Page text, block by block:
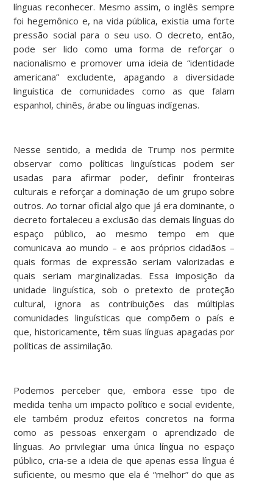
línguas reconhecer. Mesmo assim, o inglês sempre
foi hegemônico e, na vida pública, existia uma forte
pressão social para o seu uso. O decreto, então,
pode ser lido como uma forma de reforçar o
nacionalismo e promover uma ideia de “identidade
americana” excludente, apagando a diversidade
linguística de comunidades como as que falam
espanhol, chinês, árabe ou línguas indígenas.
Nesse sentido, a medida de Trump nos permite
observar como políticas linguísticas podem ser
usadas para afirmar poder, definir fronteiras
culturais e reforçar a dominação de um grupo sobre
outros. Ao tornar oficial algo que já era dominante, o
decreto fortaleceu a exclusão das demais línguas do
espaço público, ao mesmo tempo em que
comunicava ao mundo – e aos próprios cidadãos –
quais formas de expressão seriam valorizadas e
quais seriam marginalizadas. Essa imposição da
unidade linguística, sob o pretexto de proteção
cultural, ignora as contribuições das múltiplas
comunidades linguísticas que compõem o país e
que, historicamente, têm suas línguas apagadas por
políticas de assimilação.
Podemos perceber que, embora esse tipo de
medida tenha um impacto político e social evidente,
ele também produz efeitos concretos na forma
como as pessoas enxergam o aprendizado de
línguas. Ao privilegiar uma única língua no espaço
público, cria-se a ideia de que apenas essa língua é
suficiente, ou mesmo que ela é “melhor” do que as